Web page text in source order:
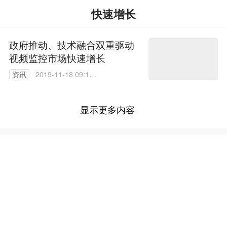
快速增长
政府推动、技术融合双重驱动
视频监控市场快速增长
资讯
2019-11-18 09:19:
显示更多内容